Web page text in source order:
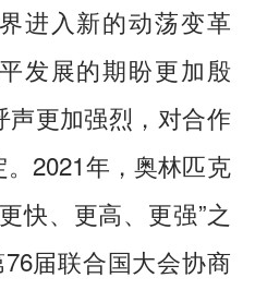
进入新的动荡变革
发展的期盼更加殷
更加强烈，对合作
2021年，奥林匹克
快、更高、更强”之
76届联合国大会协商